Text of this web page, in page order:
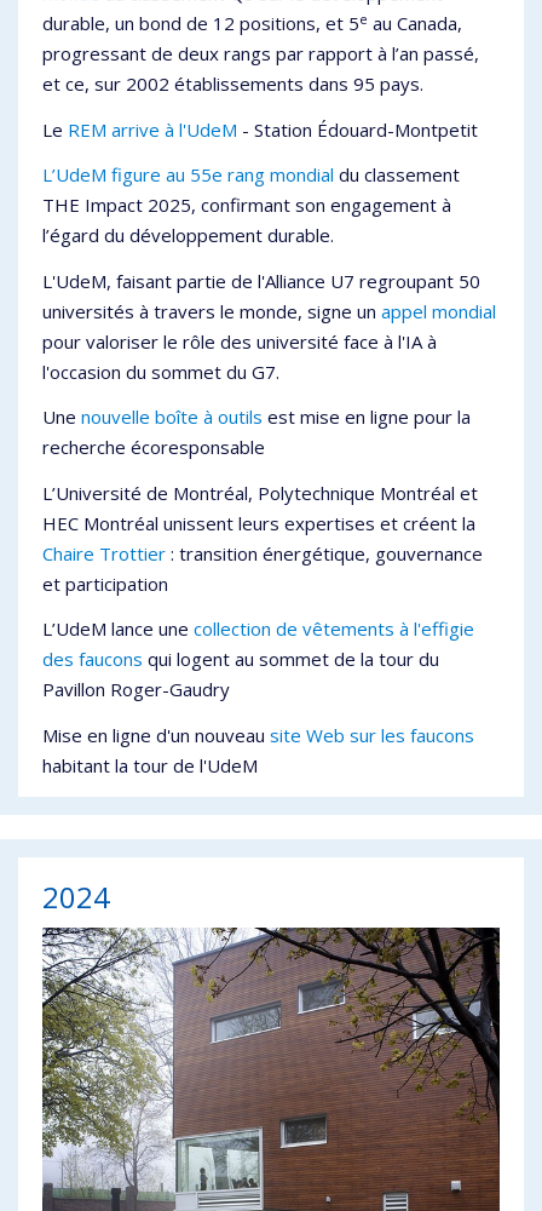
durable, un bond de 12 positions, et 5e au Canada,
progressant de deux rangs par rapport à l’an passé,
et ce, sur 2002 établissements dans 95 pays.
Le REM arrive à l'UdeM - Station Édouard-Montpetit
L’UdeM figure au 55e rang mondial du classement
THE Impact 2025, confirmant son engagement à
l’égard du développement durable.
L'UdeM, faisant partie de l'Alliance U7 regroupant 50
universités à travers le monde, signe un appel mondial
pour valoriser le rôle des université face à l'IA à
l'occasion du sommet du G7.
Une nouvelle boîte à outils est mise en ligne pour la
recherche écoresponsable
L’Université de Montréal, Polytechnique Montréal et
HEC Montréal unissent leurs expertises et créent la
Chaire Trottier : transition énergétique, gouvernance
et participation
L’UdeM lance une collection de vêtements à l'effigie
des faucons qui logent au sommet de la tour du
Pavillon Roger-Gaudry
Mise en ligne d'un nouveau site Web sur les faucons
habitant la tour de l'UdeM
2024